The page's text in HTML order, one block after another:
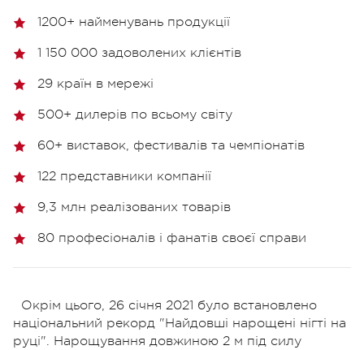
1200+ найменувань продукції
1 150 000 задоволених клієнтів
29 країн в мережі
500+ дилерів по всьому світу
60+ виставок, фестивалів та чемпіонатів
122 представники компанії
9,3 млн реалізованих товарів
80 професіоналів і фанатів своєї справи
Окрім цього, 26 січня 2021 було встановлено
національний рекорд "Найдовші нарощені нігті на
руці". Нарощування довжиною 2 м під силу